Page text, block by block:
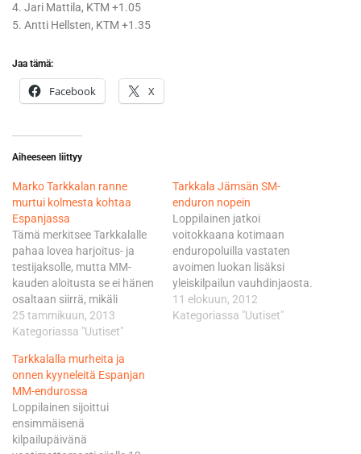
4. Jari Mattila, KTM +1.05
5. Antti Hellsten, KTM +1.35
Jaa tämä:
Facebook X
Aiheeseen liittyy
Marko Tarkkalan ranne
murtui kolmesta kohtaa
Espanjassa
Tämä merkitsee Tarkkalalle
pahaa lovea harjoitus- ja
testijaksolle, mutta MM-
kauden aloitusta se ei hänen
osaltaan siirrä, mikäli
toipuminen sujuu
suunnitellulla tavalla. MM-
viikon kuluttua, eli 16.
maaliskuuta Chilen
Talcassa. - Edessä on siis
jälleen leikkaus, jossa
ranteessani olevaan
kolmeen murtumakohtaan
25 tammikuun, 2013
Kategoriassa "Uutiset"
Tarkkala Jämsän SM-
enduron nopein
Loppilainen jatkoi
voitokkaana kotimaan
enduropoluilla vastaten
avoimen luokan lisäksi
yleiskilpailun vauhdinjaosta.
Tarkkalan takana avoimen
luokan toiseksi ajoi Tuusulan
11 elokuun, 2012
Kategoriassa "Uutiset"
Tarkkalalla murheita ja
onnen kyyneleitä Espanjan
MM-endurossa
Loppilainen sijoittui
ensimmäisenä
kilpailupäivänä